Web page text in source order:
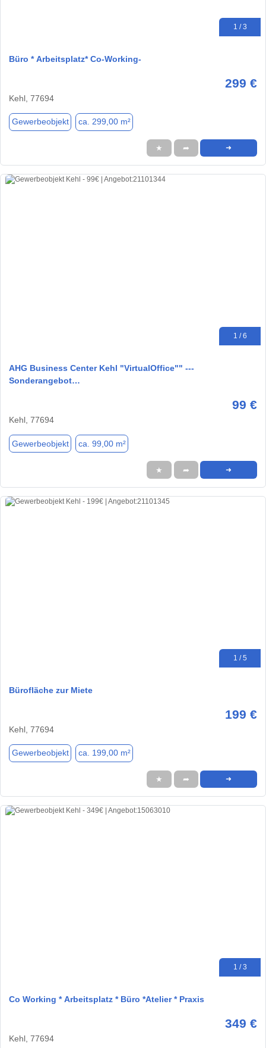
1 / 3
Büro * Arbeitsplatz* Co-Working-
299 €
Kehl, 77694
Gewerbeobjekt ca. 299,00 m²
★ ➦ ➜
1 / 6
AHG Business Center Kehl "VirtualOffice"" ---
Sonderangebot…
99 €
Kehl, 77694
Gewerbeobjekt ca. 99,00 m²
★ ➦ ➜
1 / 5
Bürofläche zur Miete
199 €
Kehl, 77694
Gewerbeobjekt ca. 199,00 m²
★ ➦ ➜
1 / 3
Co Working * Arbeitsplatz * Büro *Atelier * Praxis
349 €
Kehl, 77694